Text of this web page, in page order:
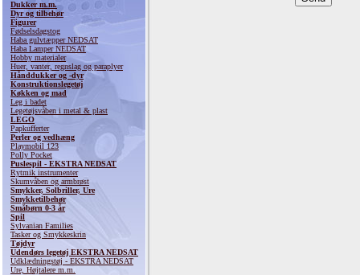
Dukker m.m.
Dyr og tilbehør
Figurer
Fødselsdagstog
Haba gulvtæpper NEDSAT
Haba Lamper NEDSAT
Hobby materialer
Huer, vanter, regnslag og paraplyer
Hånddukker og -dyr
Konstruktionslegetøj
Køkken og mad
Leg i badet
Legetøjsvåben i metal & plast
LEGO
Papkufferter
Perler og vedhæng
Playmobil 123
Polly Pocket
Puslespil - EKSTRA NEDSAT
Rytmik instrumenter
Skumvåben og armbrøst
Smykker, Solbriller, Ure
Smykketilbehør
Småbørn 0-3 år
Spil
Sylvanian Families
Tasker og Smykkeskrin
Tøjdyr
Udendørs legetøj EKSTRA NEDSAT
Udklædningstøj - EKSTRA NEDSAT
Ure, Højtalere m.m.